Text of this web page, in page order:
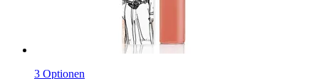
3 Optionen